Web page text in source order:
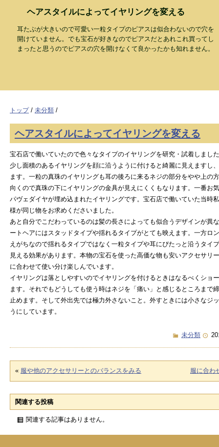
ヘアスタイルによってイヤリングを変える
耳たぶが大きいので可愛い一粒タイプのピアスは似合わないので穴を
開けていません。でも宝石が好きなのでピアスだとあれこれ買ってし
まったと思うのでピアスの穴を開けなくて良かったかも知れません。
トップ/ 未分類 /
ヘアスタイルによってイヤリングを変える
宝石店で働いていたので色々なタイプのイヤリングを研究・試着しまし
少し面積のあるイヤリングを顔に沿うように付けると綺麗に見えますし
ます。一粒の真珠のイヤリングも耳の後ろに来るネジの部分をやや上の
向くので真珠の下にイヤリングの金具が見えにくくもなります。一番お
パヴェダイヤが埋め込まれたイヤリングです。宝石店で働いていた当時
様が同じ物をお求めくださいました。
あと自分でこだわっているのは髪の長さによっても似合うデザインが異
ートヘアにはスタッドタイプや揺れるタイプがとても映えます。一方ロ
えがちなので揺れるタイプではなく一粒タイプや耳にぴたっと沿うタイ
見える効果があります。本物の宝石を使った高価な物も安いアクセサリ
に合わせて使い分け楽しんでいます。
イヤリングは落としやすいのでイヤリングを付けるときはなるべくショ
ます。それでもどうしても使う時はネジを「痛い」と感じるところまで
止めます。そして外出先では極力外さないこと。外すときには小さなジ
うにしています。
未分類
« 服や他のアクセサリーとのバランスをみる 服に合わ
関連する投稿
関連する記事はありません。